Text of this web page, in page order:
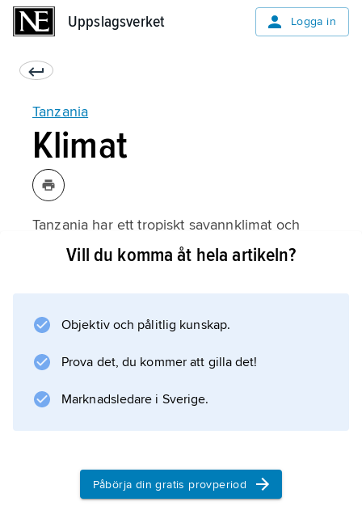
Uppslagsverket Logga in
Tanzania
Klimat
Tanzania har ett tropiskt savannklimat och
stäppklimat på högplatåerna. Temperaturen
årsmedeltemperatur och Tabora på högplatån
23 °C.
Vill du komma åt hela artikeln?
Objektiv och pålitlig kunskap.
Prova det, du kommer att gilla det!
Marknadsledare i Sverige.
Påbörja din gratis provperiod